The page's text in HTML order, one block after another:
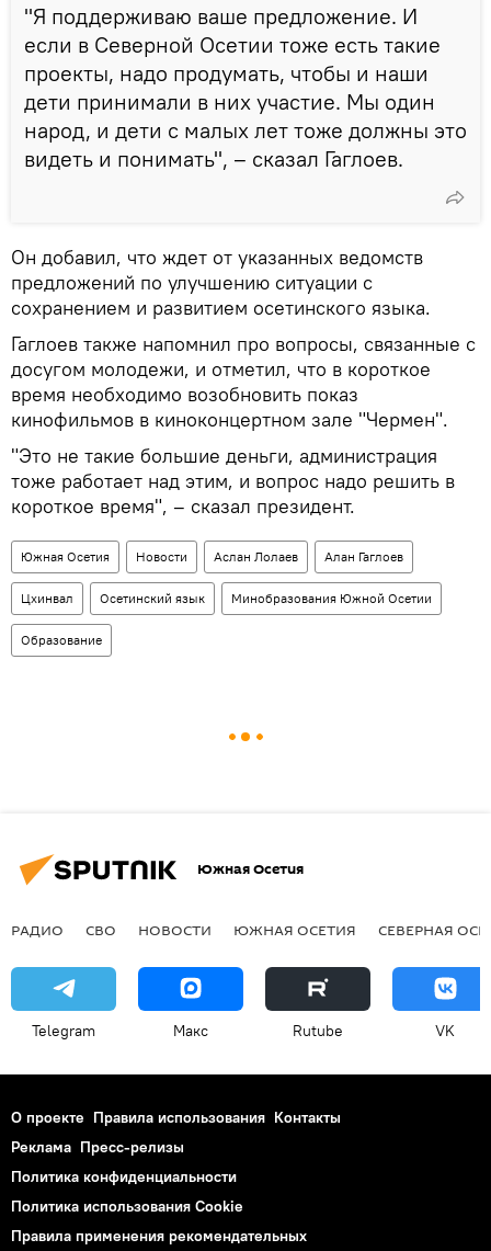
"Я поддерживаю ваше предложение. И
если в Северной Осетии тоже есть такие
проекты, надо продумать, чтобы и наши
дети принимали в них участие. Мы один
народ, и дети с малых лет тоже должны это
видеть и понимать", – сказал Гаглоев.
Он добавил, что ждет от указанных ведомств
предложений по улучшению ситуации с
сохранением и развитием осетинского языка.
Гаглоев также напомнил про вопросы, связанные с
досугом молодежи, и отметил, что в короткое
время необходимо возобновить показ
кинофильмов в киноконцертном зале "Чермен".
"Это не такие большие деньги, администрация
тоже работает над этим, и вопрос надо решить в
короткое время", – сказал президент.
Южная Осетия Новости Аслан Лолаев Алан Гаглоев
Цхинвал Осетинский язык Минобразования Южной Осетии
Образование
Южная Осетия
РАДИО СВО НОВОСТИ ЮЖНАЯ ОСЕТИЯ СЕВЕРНАЯ
Telegram Макс Rutube VK
О проекте Правила использования Контакты
Реклама Пресс-релизы
Политика конфиденциальности
Политика использования Cookie
Правила применения рекомендательных